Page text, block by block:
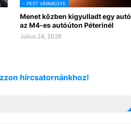
- PEST VÁRMEGYE
Menet közben kigyulladt egy autó
az M4-es autóúton Péterinél
Július 24, 2026
hírcsatornánkhoz!